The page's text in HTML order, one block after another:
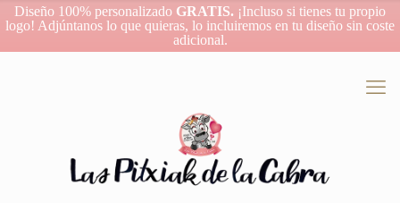
Diseño 100% personalizado GRATIS. ¡Incluso si tienes tu propio
logo! Adjúntanos lo que quieras, lo incluiremos en tu diseño sin coste
adicional.